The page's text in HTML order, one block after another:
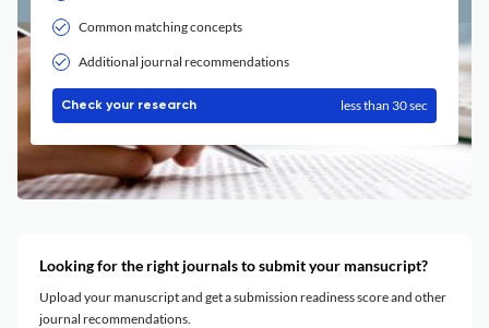
Common matching concepts
Additional journal recommendations
Check your research less than 30 sec
Looking for the right journals to submit your mansucript?
Upload your manuscript and get a submission readiness score and other
journal recommendations.